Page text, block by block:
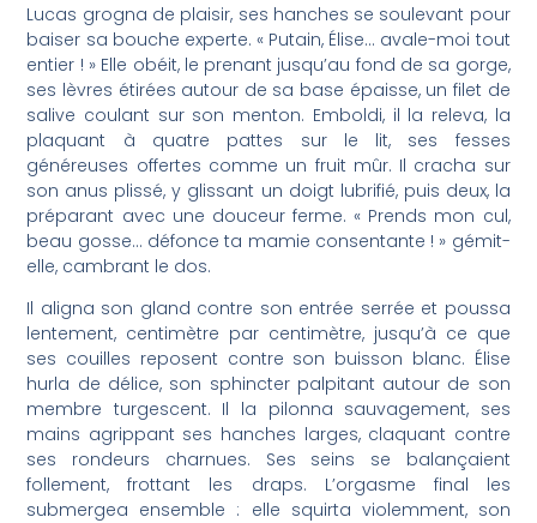
Lucas grogna de plaisir, ses hanches se soulevant pour
baiser sa bouche experte. « Putain, Élise… avale-moi tout
entier ! » Elle obéit, le prenant jusqu’au fond de sa gorge,
ses lèvres étirées autour de sa base épaisse, un filet de
salive coulant sur son menton. Emboldi, il la releva, la
plaquant à quatre pattes sur le lit, ses fesses
généreuses offertes comme un fruit mûr. Il cracha sur
son anus plissé, y glissant un doigt lubrifié, puis deux, la
préparant avec une douceur ferme. « Prends mon cul,
beau gosse… défonce ta mamie consentante ! » gémit-
elle, cambrant le dos.
Il aligna son gland contre son entrée serrée et poussa
lentement, centimètre par centimètre, jusqu’à ce que
ses couilles reposent contre son buisson blanc. Élise
hurla de délice, son sphincter palpitant autour de son
membre turgescent. Il la pilonna sauvagement, ses
mains agrippant ses hanches larges, claquant contre
ses rondeurs charnues. Ses seins se balançaient
follement, frottant les draps. L’orgasme final les
submergea ensemble : elle squirta violemment, son